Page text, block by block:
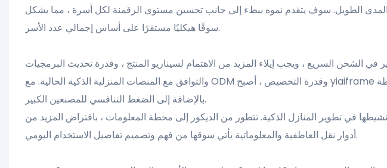
المدى الطويل. سوف يتقدم نموه ببطء إلى جانب تحسين مستوى الرقمنة لكل أسرة ، مما يشكل
سوقًا هيكليًا مستقرًا على أساس إجمالي عدد الأسر.
في الشحن السريع ، ويجب إيلاء المزيد من الاهتمام لسيناريو المنتج ، وقدرة تحديث البرمجيات
والتوافق مع المنصات المنزلية الذكية الحالية. مع ODM وقدرة التخصيص ، أصبح yiaiframe ميزة كبيرة للعلامات التجارية الصغيرة والمتوسطة
بالإضافة إلى الضغط التنافسي للمصنعين الكبير.
في تطوير المنازل الذكية. تتطور من الديكور إلى محطة المعلومات ، بافتراض المزيد من
أدوار نقل العاطفية والمعلوماتية يأتي سوقها من فهم وتصميم تفاصيل الاستخدام اليومي.